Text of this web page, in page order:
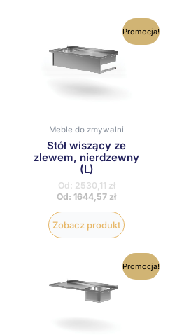
Promocja!
Meble do zmywalni
Stół wiszący ze
zlewem, nierdzewny
(L)
Od:2530,11zł
Od: 1644,57 zł
Zobacz produkt
Ten
produkt
produktu
Promocja!
Ten
produkt